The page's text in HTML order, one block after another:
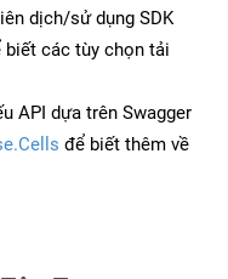
dịch/sử dụng SDK
biết các tùy chọn tải
API dựa trên Swagger
để biết thêm về